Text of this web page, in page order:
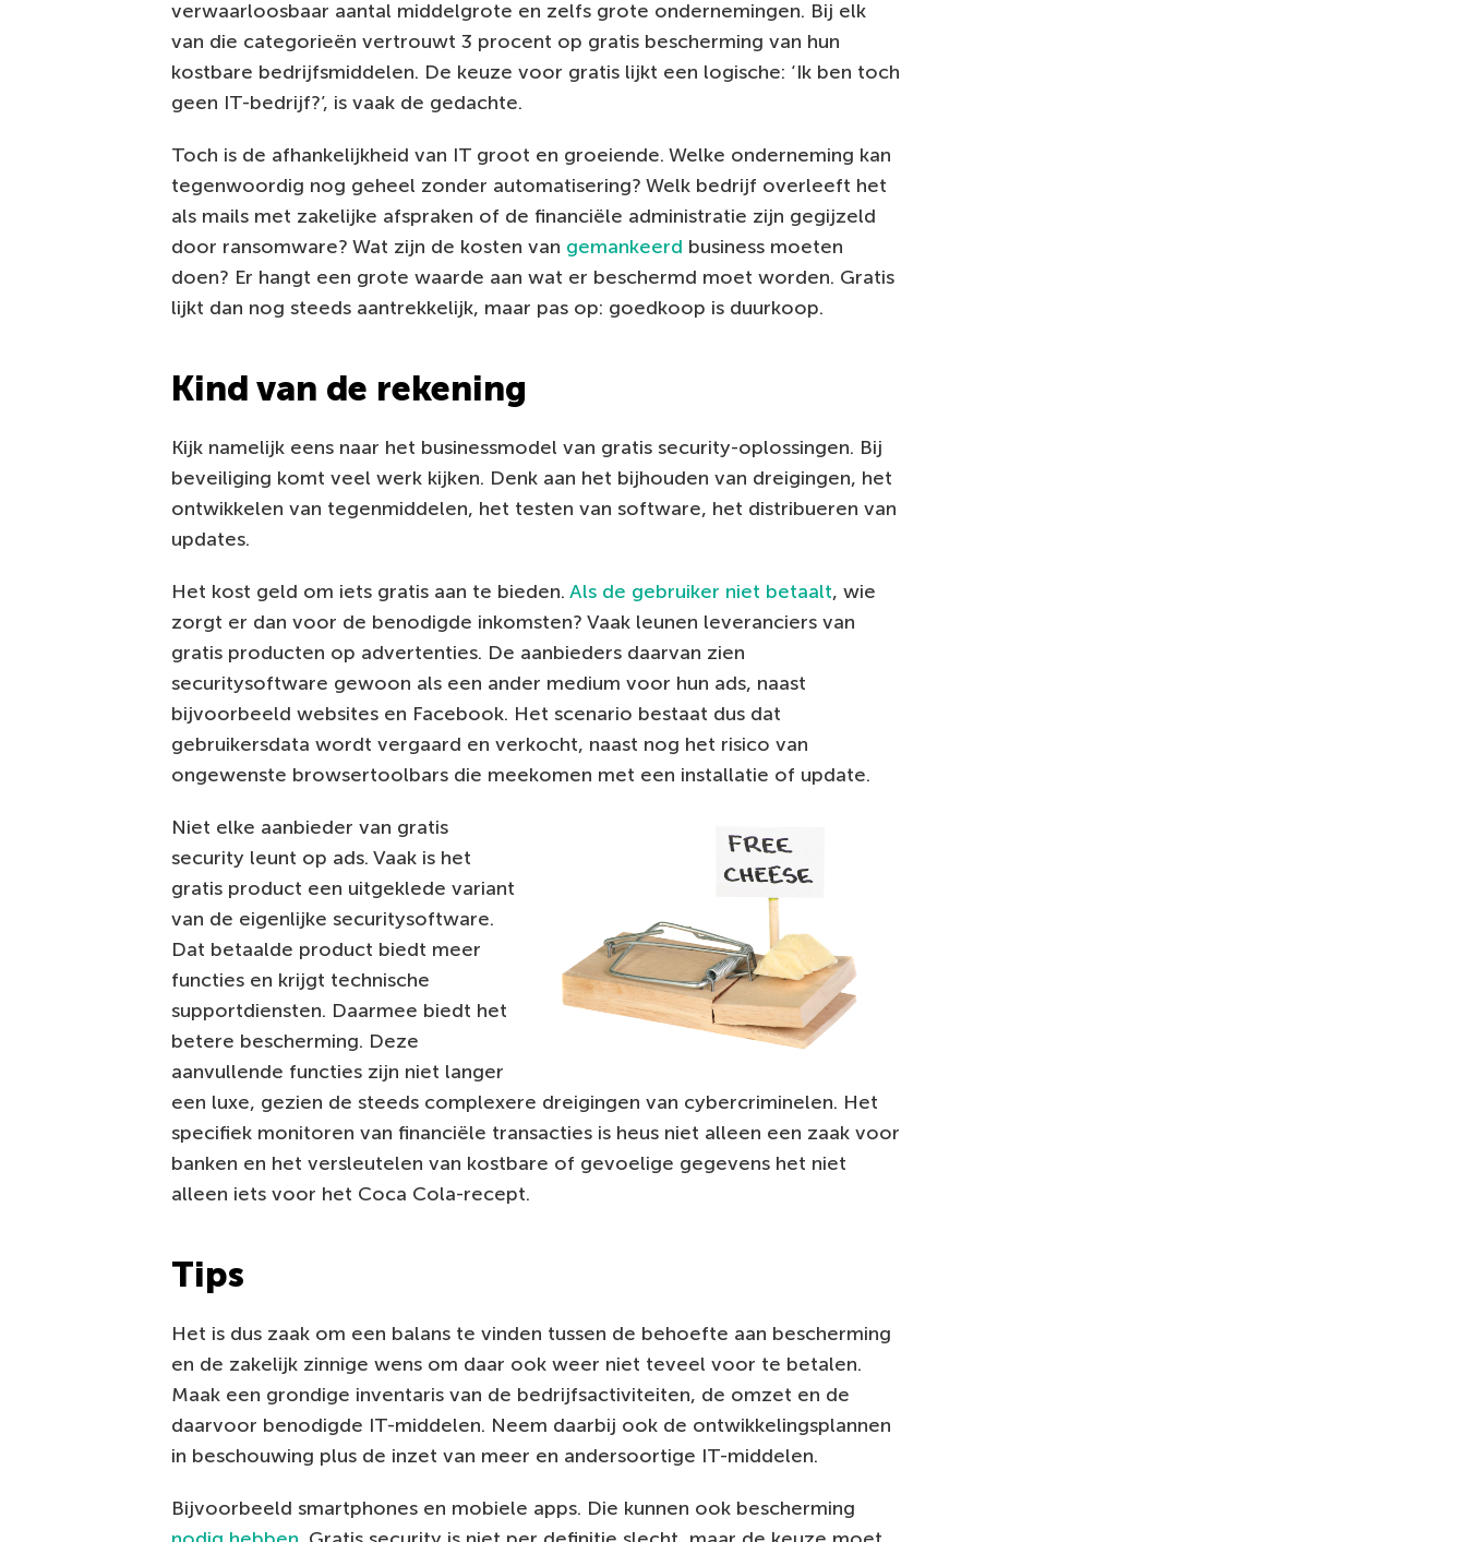
verwaarloosbaar aantal middelgrote en zelfs grote ondernemingen. Bij elk
van die categorieën vertrouwt 3 procent op gratis bescherming van hun
kostbare bedrijfsmiddelen. De keuze voor gratis lijkt een logische: ‘Ik ben toch
geen IT-bedrijf?’, is vaak de gedachte.
Toch is de afhankelijkheid van IT groot en groeiende. Welke onderneming kan
tegenwoordig nog geheel zonder automatisering? Welk bedrijf overleeft het
als mails met zakelijke afspraken of de financiële administratie zijn gegijzeld
door ransomware? Wat zijn de kosten van gemankeerd business moeten
doen? Er hangt een grote waarde aan wat er beschermd moet worden. Gratis
lijkt dan nog steeds aantrekkelijk, maar pas op: goedkoop is duurkoop.
Kind van de rekening
Kijk namelijk eens naar het businessmodel van gratis security-oplossingen. Bij
beveiliging komt veel werk kijken. Denk aan het bijhouden van dreigingen, het
ontwikkelen van tegenmiddelen, het testen van software, het distribueren van
updates.
Het kost geld om iets gratis aan te bieden. Als de gebruiker niet betaalt, wie
zorgt er dan voor de benodigde inkomsten? Vaak leunen leveranciers van
gratis producten op advertenties. De aanbieders daarvan zien
securitysoftware gewoon als een ander medium voor hun ads, naast
bijvoorbeeld websites en Facebook. Het scenario bestaat dus dat
gebruikersdata wordt vergaard en verkocht, naast nog het risico van
ongewenste browsertoolbars die meekomen met een installatie of update.
Niet elke aanbieder van gratis
security leunt op ads. Vaak is het
gratis product een uitgeklede variant
van de eigenlijke securitysoftware.
Dat betaalde product biedt meer
functies en krijgt technische
supportdiensten. Daarmee biedt het
betere bescherming. Deze
aanvullende functies zijn niet langer
een luxe, gezien de steeds complexere dreigingen van cybercriminelen. Het
specifiek monitoren van financiële transacties is heus niet alleen een zaak voor
banken en het versleutelen van kostbare of gevoelige gegevens het niet
alleen iets voor het Coca Cola-recept.
Tips
Het is dus zaak om een balans te vinden tussen de behoefte aan bescherming
en de zakelijk zinnige wens om daar ook weer niet teveel voor te betalen.
Maak een grondige inventaris van de bedrijfsactiviteiten, de omzet en de
daarvoor benodigde IT-middelen. Neem daarbij ook de ontwikkelingsplannen
in beschouwing plus de inzet van meer en andersoortige IT-middelen.
Bijvoorbeeld smartphones en mobiele apps. Die kunnen ook bescherming